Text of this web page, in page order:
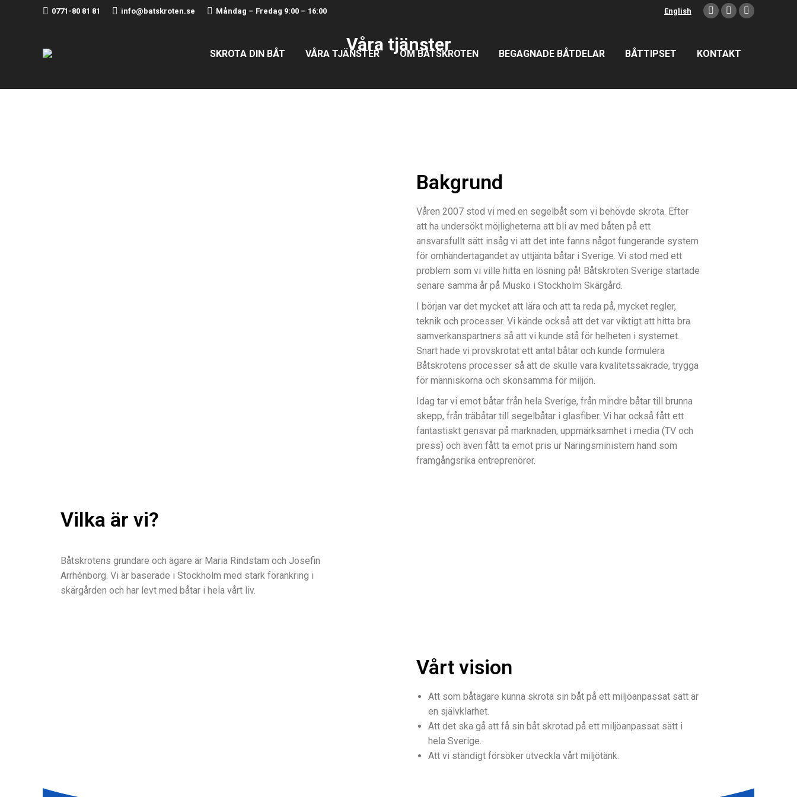
0771-80 81 81 info@batskroten.se Måndag – Fredag 9:00 – 16:00 English
SKROTA DIN BÅT VÅRA TJÄNSTER OM BÅTSKROTEN BEGAGNADE BÅTDELAR BÅTTIPSET KONTAKT
Våra tjänster
Bakgrund
Våren 2007 stod vi med en segelbåt som vi behövde skrota. Efter
att ha undersökt möjligheterna att bli av med båten på ett
ansvarsfullt sätt insåg vi att det inte fanns något fungerande system
för omhändertagandet av uttjänta båtar i Sverige. Vi stod med ett
problem som vi ville hitta en lösning på! Båtskroten Sverige startade
senare samma år på Muskö i Stockholm Skärgård.
I början var det mycket att lära och att ta reda på, mycket regler,
teknik och processer. Vi kände också att det var viktigt att hitta bra
samverkanspartners så att vi kunde stå för helheten i systemet.
Snart hade vi provskrotat ett antal båtar och kunde formulera
Båtskrotens processer så att de skulle vara kvalitetssäkrade, trygga
för människorna och skonsamma för miljön.
Idag tar vi emot båtar från hela Sverige, från mindre båtar till brunna
skepp, från träbåtar till segelbåtar i glasfiber. Vi har också fått ett
fantastiskt gensvar på marknaden, uppmärksamhet i media (TV och
press) och även fått ta emot pris ur Näringsministern hand som
framgångsrika entreprenörer.
Vilka är vi?
Båtskrotens grundare och ägare är Maria Rindstam och Josefin
Arrhénborg. Vi är baserade i Stockholm med stark förankring i
skärgården och har levt med båtar i hela vårt liv.
Vårt vision
Att som båtägare kunna skrota sin båt på ett miljöanpassat sätt är
en självklarhet.
Att det ska gå att få sin båt skrotad på ett miljöanpassat sätt i
hela Sverige.
Att vi ständigt försöker utveckla vårt miljötänk.